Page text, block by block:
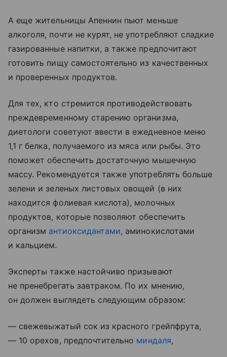
А еще жительницы Апеннин пьют меньше
алкоголя, почти не курят, не употребляют сладкие
газированные напитки, а также предпочитают
готовить пищу самостоятельно из качественных
и проверенных продуктов.
Для тех, кто стремится противодействовать
преждевременному старению организма,
диетологи советуют ввести в ежедневное меню
1,1 г белка, получаемого из мяса или рыбы. Это
поможет обеспечить достаточную мышечную
массу. Рекомендуется также употреблять больше
зелени и зеленых листовых овощей (в них
находится фолиевая кислота), молочных
продуктов, которые позволяют обеспечить
организм антиоксидантами, аминокислотами
и кальцием.
Эксперты также настойчиво призывают
не пренебрегать завтраком. По их мнению,
он должен выглядеть следующим образом:
— свежевыжатый сок из красного грейпфрута,
— 10 орехов, предпочтительно миндаля,